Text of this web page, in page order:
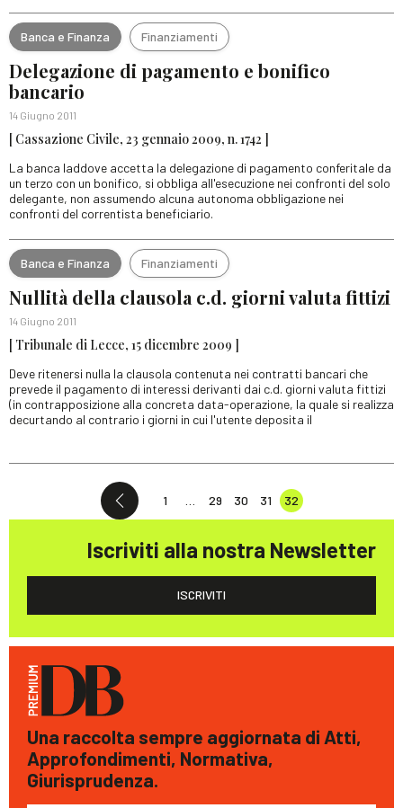
Banca e Finanza Finanziamenti
Delegazione di pagamento e bonifico
bancario
14 Giugno 2011
[ Cassazione Civile, 23 gennaio 2009, n. 1742 ]
La banca laddove accetta la delegazione di pagamento conferitale da
un terzo con un bonifico, si obbliga all'esecuzione nei confronti del solo
delegante, non assumendo alcuna autonoma obbligazione nei
confronti del correntista beneficiario.
Banca e Finanza Finanziamenti
Nullità della clausola c.d. giorni valuta fittizi
14 Giugno 2011
[ Tribunale di Lecce, 15 dicembre 2009 ]
Deve ritenersi nulla la clausola contenuta nei contratti bancari che
prevede il pagamento di interessi derivanti dai c.d. giorni valuta fittizi
(in contrapposizione alla concreta data-operazione, la quale si realizza
decurtando al contrario i giorni in cui l'utente deposita il
1 29 30 31 32
Iscriviti alla nostra Newsletter
ISCRIVITI
Una raccolta sempre aggiornata di Atti,
Approfondimenti, Normativa,
Giurisprudenza.